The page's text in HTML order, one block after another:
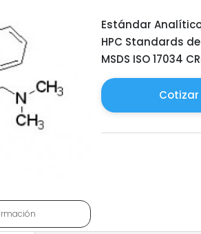
Estándar
HPC Standards
MSDS ISO 17034
Cotizar